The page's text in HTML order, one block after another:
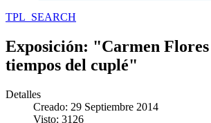
TPL_SEARCH
Exposición: "Carmen Flores
tiempos del cuplé"
Detalles
Creado: 29 Septiembre 2014
Visto: 3126